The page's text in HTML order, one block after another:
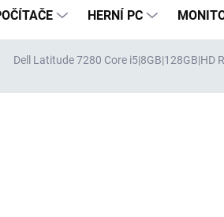
HERNÍ PC
Dell Latitude 7280 Core i5|8GB|128GB|HD